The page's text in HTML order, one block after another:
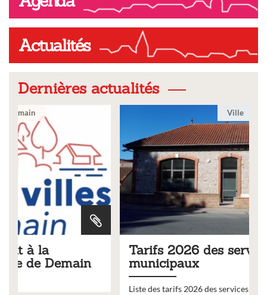
Actualités
Dernières actualités
Tarifs 2026 des services
municipaux
Liste des tarifs 2026 des services municipaux,